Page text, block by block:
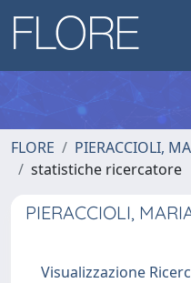
FLORE
PIERACCIOLI,
statistiche ricercatore
PIERACCIOLI,
Visualizzazione